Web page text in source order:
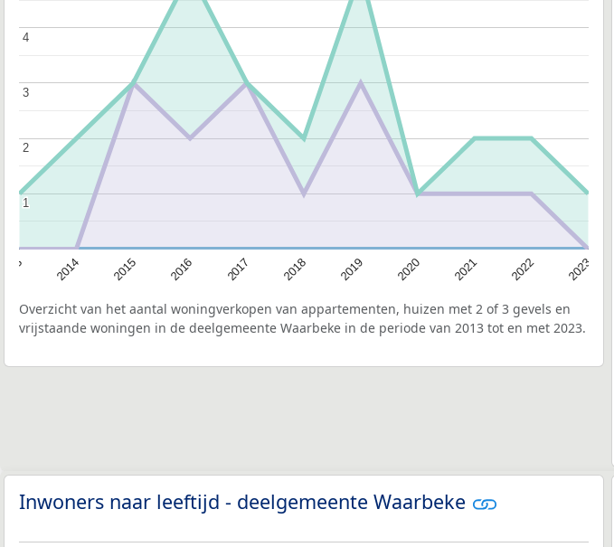
2014 2015 2016 2017 2018 2019 2020 2021 2022 2023
1
1
2
2
3
3
4
4
Overzicht van het aantal woningverkopen van appartementen, huizen met 2 of 3 gevels en
vrijstaande woningen in de deelgemeente Waarbeke in de periode van 2013 tot en met 2023.
Inwoners naar leeftijd - deelgemeente Waarbeke